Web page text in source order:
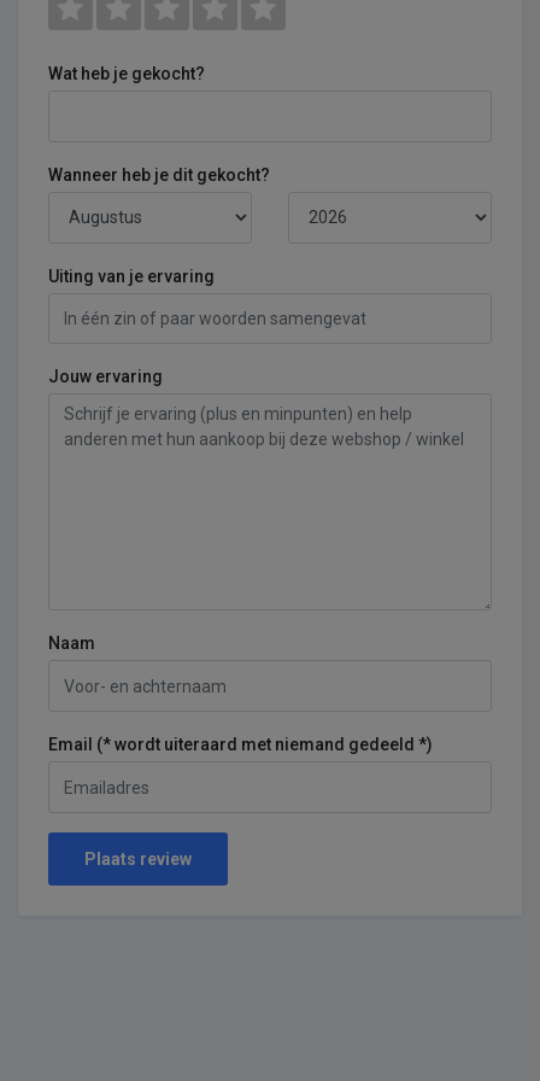
Wat heb je gekocht?
Wanneer heb je dit gekocht?
Uiting van je ervaring
Jouw ervaring
Naam
Email (* wordt uiteraard met niemand gedeeld *)
Plaats review